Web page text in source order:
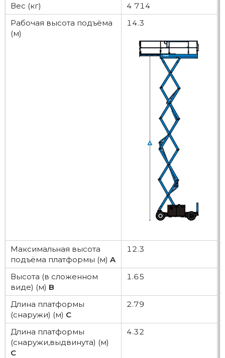
Вес (кг)
4 714
Рабочая высота подъёма
(м)
14.3
Максимальная высота
подъёма платформы (м) A
12.3
Высота (в сложенном
виде) (м) B
1.65
Длина платформы
(снаружи) (м) C
2.79
Длина платформы
(снаружи,выдвинута) (м)
C
4.32